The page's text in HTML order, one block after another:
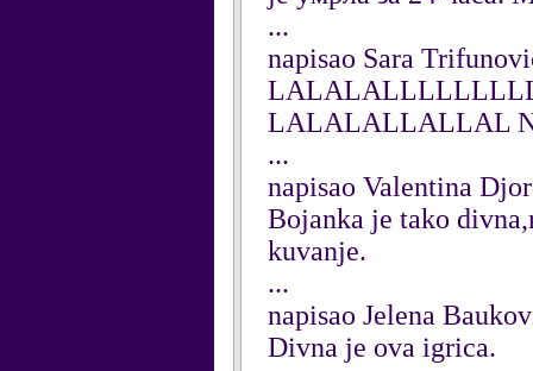
...
napisao Sara
LALALALLALLAL
...
napisao Valentina
Bojanka je tako
kuvanje.
...
napisao Jelena
Divna je ova igrica.